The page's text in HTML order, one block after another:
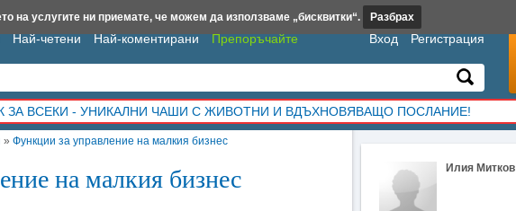
» Функции за управление на малкия бизнес
на малкия бизнес Илия Митков
Най-четени Най-коментирани Препоръчайте Вход Регистрация
ЗА ВСЕКИ - УНИКАЛНИ ЧАШИ С ЖИВОТНИ И ВДЪХНОВЯВАЩО ПОСЛАНИЕ!
на услугите ни приемате, че можем да използваме „бисквитки“. Разбрах